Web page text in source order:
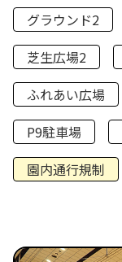
グラウンド2
芝生広場2
ふれあい広場
P9駐車場
園内通行規制